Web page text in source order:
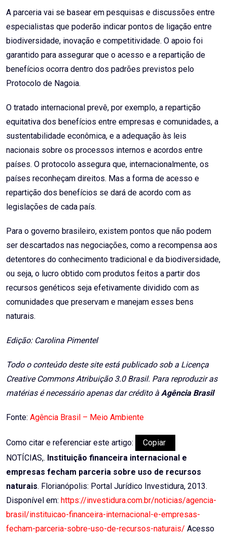
A parceria vai se basear em pesquisas e discussões entre
especialistas que poderão indicar pontos de ligação entre
biodiversidade, inovação e competitividade. O apoio foi
garantido para assegurar que o acesso e a repartição de
benefícios ocorra dentro dos padrões previstos pelo
Protocolo de Nagoia.
O tratado internacional prevê, por exemplo, a repartição
equitativa dos benefícios entre empresas e comunidades, a
sustentabilidade econômica, e a adequação às leis
nacionais sobre os processos internos e acordos entre
países. O protocolo assegura que, internacionalmente, os
países reconheçam direitos. Mas a forma de acesso e
repartição dos benefícios se dará de acordo com as
legislações de cada país.
Para o governo brasileiro, existem pontos que não podem
ser descartados nas negociações, como a recompensa aos
detentores do conhecimento tradicional e da biodiversidade,
ou seja, o lucro obtido com produtos feitos a partir dos
recursos genéticos seja efetivamente dividido com as
comunidades que preservam e manejam esses bens
naturais.
Edição: Carolina Pimentel
Todo o conteúdo deste site está publicado sob a Licença
Creative Commons Atribuição 3.0 Brasil. Para reproduzir as
matérias é necessário apenas dar crédito à Agência Brasil
Fonte: Agência Brasil – Meio Ambiente
Como citar e referenciar este artigo:
Copiar
NOTÍCIAS,. Instituição financeira internacional e
empresas fecham parceria sobre uso de recursos
naturais. Florianópolis: Portal Jurídico Investidura, 2013.
Disponível em: https://investidura.com.br/noticias/agencia-
brasil/instituicao-financeira-internacional-e-empresas-
fecham-parceria-sobre-uso-de-recursos-naturais/ Acesso